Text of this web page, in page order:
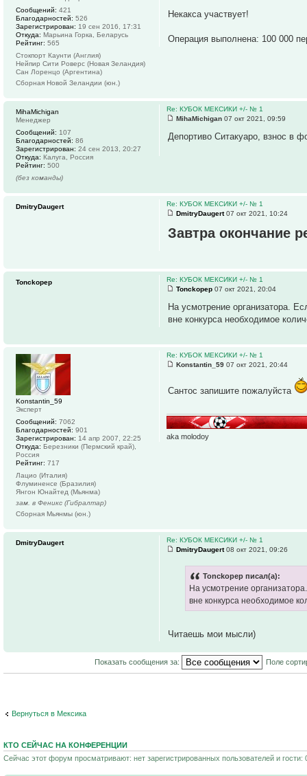
Некакса участвует!
Операция выполнена: 100 000
Сообщений: 421
Благодарностей: 526
Зарегистрирован: 19 сен 2016, 17:31
Откуда: Марьина Горка, Беларусь
Рейтинг: 565
Стокпорт Каунти (Англия)
Нейпир Сити Роверс (Новая Зеландия)
Сан Лоренцо (Аргентина)
Сборная Новой Зеландии (юн.)
Re: КУБОК МЕКСИКИ +/- № 1
MihaMichigan 07 окт 2021, 09:59
Депортиво Ситакуаро, взнос в
MihaMichigan
Менеджер
Сообщений: 107
Благодарностей: 86
Зарегистрирован: 24 сен 2013, 20:27
Откуда: Калуга, Россия
Рейтинг: 500
(без команды)
Re: КУБОК МЕКСИКИ +/- № 1
DmitryDaugert07 окт 2021, 10:24
Завтра окончание
DmitryDaugert
Re: КУБОК МЕКСИКИ +/- № 1
Tonckopep 07 окт 2021, 20:04
На усмотрение организатора.
вне конкурса необходимое
Tonckopep
Re: КУБОК МЕКСИКИ +/- № 1
Konstantin_59 07 окт 2021, 20:44
Сантос запишите пожалуйста
aka molodoy
Konstantin_59
Эксперт
Сообщений: 7062
Благодарностей: 901
Зарегистрирован: 14 апр 2007, 22:25
Откуда: Березники (Пермский край),
Россия
Рейтинг: 717
Лацио (Италия)
Флуминенсе (Бразилия)
Янгон Юнайтед (Мьянма)
зам. в Феникс (Гибралтар)
Сборная Мьянмы (юн.)
Re: КУБОК МЕКСИКИ +/- № 1
DmitryDaugert08 окт 2021, 09:26
Tonckopep писал(а):
На усмотрение
вне конкурса необходимое
Читаешь мои мысли)
DmitryDaugert
Показать сообщения за: Поле
Вернуться в Мексика
КТО СЕЙЧАС НА КОНФЕРЕНЦИИ
Сейчас этот форум просматривают: нет зарегистрированных пользователей и гости: